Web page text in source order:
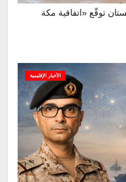
توقّع «اتفاقية مكة
الأخبار الإقليمية